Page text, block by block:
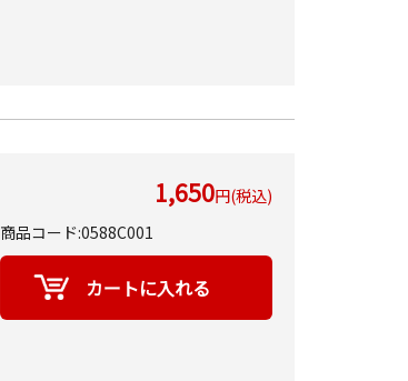
1,650円(税込)
商品コード:0588C001